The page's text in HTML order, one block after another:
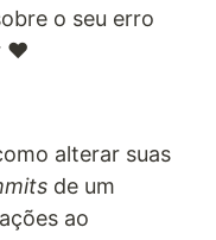
o seu erro
❤️
alterar suas
de um
ao